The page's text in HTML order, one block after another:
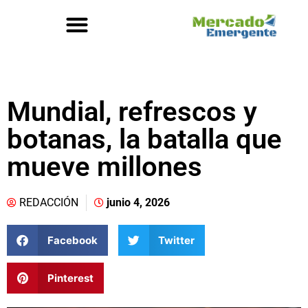
Mundial, refrescos y
botanas, la batalla que
mueve millones
REDACCIÓN junio 4, 2026
Facebook Twitter
Pinterest